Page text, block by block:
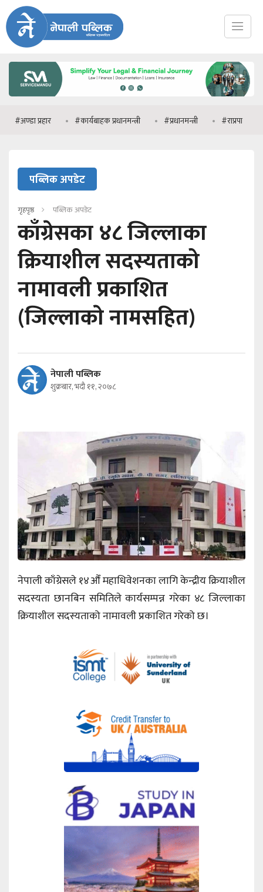
प्रहार #कार्यबाहक प्रधानमन्त्री #प्रधानमन्त्री #राप्रपा #मनिष
पब्लिक अपडेट
गृहपृष्ठ पब्लिक अपडेट
काँग्रेसका ४८ जिल्लाका
क्रियाशील सदस्यताको
नामावली प्रकाशित
(जिल्लाकाे नामसहित)
नेपाली पब्लिक
शुक्रबार, भदौ ११, २०७८
नेपाली काँग्रेसले १४औँ महाधिवेशनका लागि केन्द्रीय क्रियाशील
सदस्यता छानबिन समितिले कार्यसम्पन्न गरेका ४८ जिल्लाका
क्रियाशील सदस्यताको नामावली प्रकाशित गरेको छ।